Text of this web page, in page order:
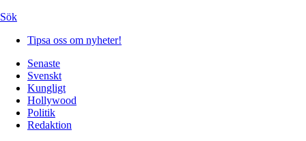
Sök
Tipsa oss om nyheter!
Senaste
Svenskt
Kungligt
Hollywood
Politik
Redaktion